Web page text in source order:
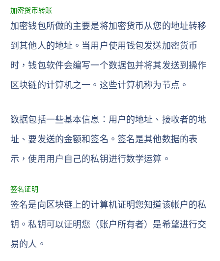
加密货币转账
加密钱包所做的主要是将加密货币从您的地址转移
到其他人的地址。当用户使用钱包发送加密货币
时，钱包软件会编写一个数据包并将其发送到操作
区块链的计算机之一。这些计算机称为节点。
数据包括一些基本信息：用户的地址、接收者的地
址、要发送的金额和签名。签名是其他数据的表
示，使用用户自己的私钥进行数学运算。
签名证明
签名是向区块链上的计算机证明您知道该帐户的私
钥。私钥可以证明您（账户所有者）是希望进行交
易的人。